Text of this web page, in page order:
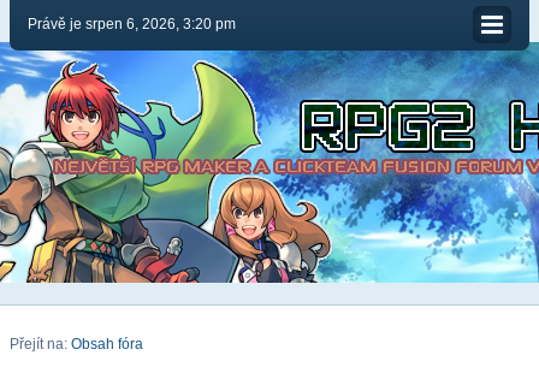
Právě je srpen 6, 2026, 3:20 pm
Přejít na: Obsah fóra